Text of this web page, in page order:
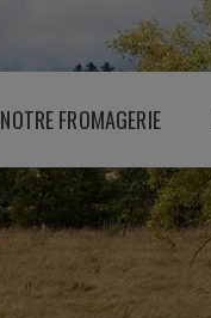
NOTRE FROMAGERIE